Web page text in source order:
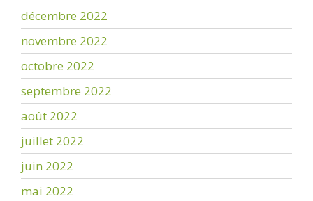
décembre 2022
novembre 2022
octobre 2022
septembre 2022
août 2022
juillet 2022
juin 2022
mai 2022